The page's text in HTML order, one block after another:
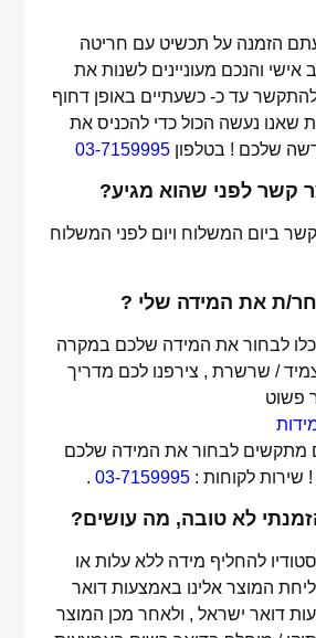
הזמנה על תכשיט עם חריטה
אישי והנכם מעוניינים לשנות את
עד כ- כשעתיים באופן דחוף
שאנו נעשה הכול כדי להכניס את
שלכם ! בטלפון03-7159995
קשר לפני שהוא מגיע?
ביום המשלוח ויום לפני המשלוח
ת את המידה שלי ?
לבחור את המידה שלכם במקרה
/ שרשרת , צירפנו לכם מדריך
פשוט
מתקשים לבחור את המידה שלכם
שירות לקוחות :03-7159995
.
לא טובה, מה עושים?
להחליף מידה ללא עלות או
המוצר אלינו באמצעות דואר
דואר ישראל , ולאחר מכן המוצר